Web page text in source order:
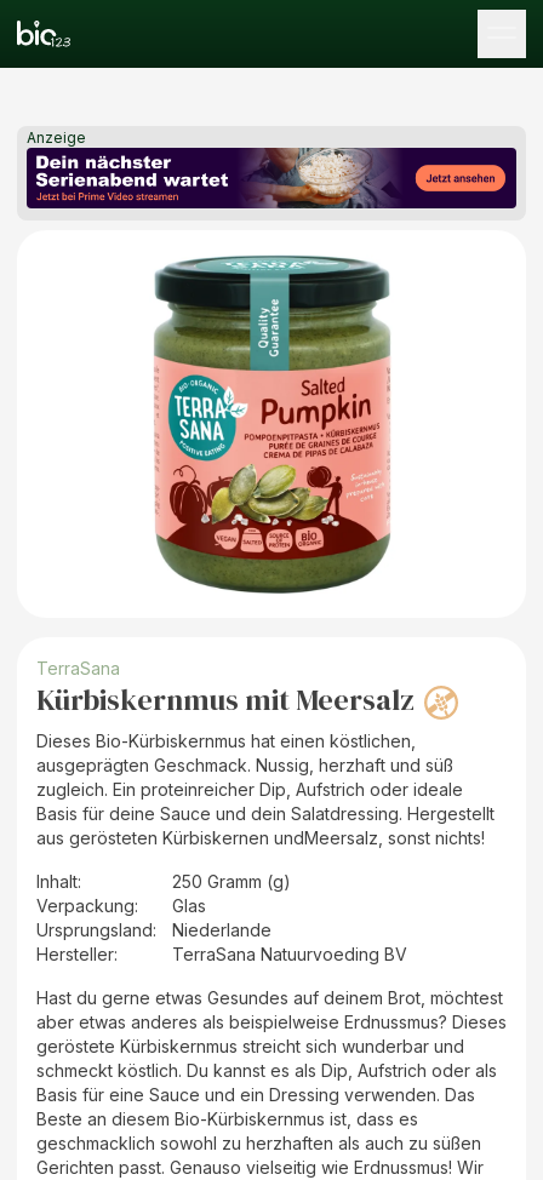
Anzeige
TerraSana
Kürbiskernmus mit Meersalz
Dieses Bio-Kürbiskernmus hat einen köstlichen,
ausgeprägten Geschmack. Nussig, herzhaft und süß
zugleich. Ein proteinreicher Dip, Aufstrich oder ideale
Basis für deine Sauce und dein Salatdressing. Hergestellt
aus gerösteten Kürbiskernen undMeersalz, sonst nichts!
Inhalt:
250 Gramm (g)
Verpackung:
Glas
Ursprungsland:
Niederlande
Hersteller: TerraSana Natuurvoeding BV
Hast du gerne etwas Gesundes auf deinem Brot, möchtest
aber etwas anderes als beispielweise Erdnussmus? Dieses
geröstete Kürbiskernmus streicht sich wunderbar und
schmeckt köstlich. Du kannst es als Dip, Aufstrich oder als
Basis für eine Sauce und ein Dressing verwenden. Das
Beste an diesem Bio-Kürbiskernmus ist, dass es
geschmacklich sowohl zu herzhaften als auch zu süßen
Gerichten passt. Genauso vielseitig wie Erdnussmus! Wir